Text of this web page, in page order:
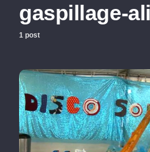
gaspillage-
1 post